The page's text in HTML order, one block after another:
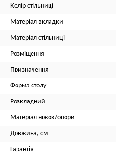
Колір стільниці
Матеріал вкладки
Матеріал стільниці
Розміщення
Призначення
Форма столу
Розкладний
Матеріал ніжок/опори
Довжина, см
Гарантія